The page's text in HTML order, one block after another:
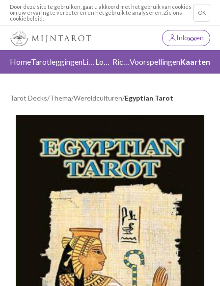
Door deze site te gebruiken, gaat u akkoord met het gebruik van cookies
om uw ervaring te verbeteren en het gebruik te analyseren. Zie ons
cookiebeleid.
OK
Inloggen
HomeTarotleggingen Liefde Loslaten RichtingVoorspellingenKaarten
Tarot Decks/Thema/Wereldculturen/Egyptian Tarot